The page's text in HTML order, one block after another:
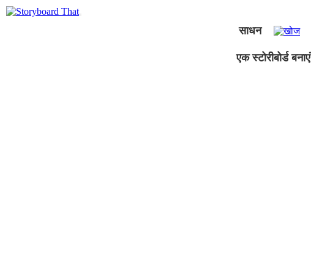
साधन
एक स्टोरीबोर्ड बनाएं